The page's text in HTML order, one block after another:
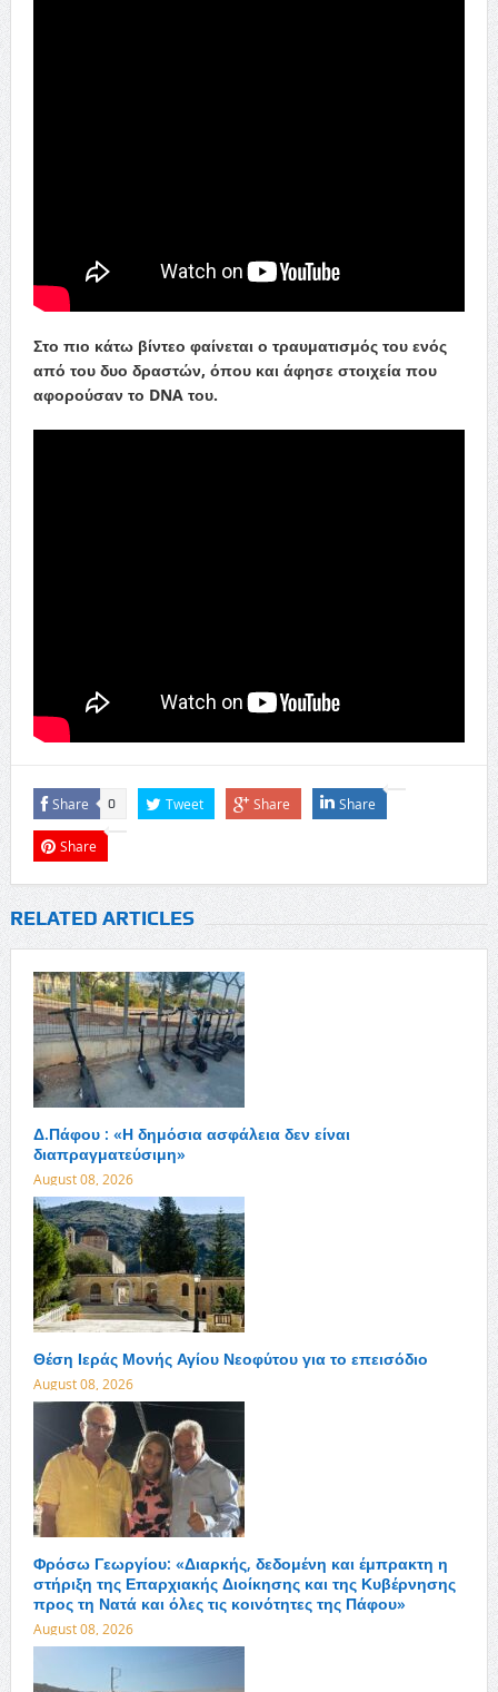
Στο πιο κάτω βίντεο φαίνεται ο τραυματισμός του ενός
από του δυο δραστών, όπου και άφησε στοιχεία που
αφορούσαν το DNA του.
Share 0 Tweet Share Share
Share
RELATED ARTICLES
Δ.Πάφου : «Η δημόσια ασφάλεια δεν είναι
διαπραγματεύσιμη»
August 08, 2026
Θέση Ιεράς Μονής Αγίου Νεοφύτου για το επεισόδιο
August 08, 2026
Φρόσω Γεωργίου: «Διαρκής, δεδομένη και έμπρακτη η
στήριξη της Επαρχιακής Διοίκησης και της Κυβέρνησης
προς τη Νατά και όλες τις κοινότητες της Πάφου»
August 08, 2026